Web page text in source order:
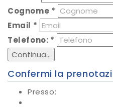
Cognome *
Email *
Telefono: *
Continua...
Confermi la
Presso: